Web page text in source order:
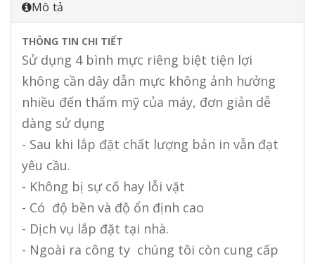
Mô tả
THÔNG TIN CHI TIẾT
Sử dụng 4 bình mực riêng biệt tiện lợi
không cần dây dẫn mực không ảnh hưởng
nhiều đến thẩm mỹ của máy, đơn giản dễ
dàng sử dụng
- Sau khi lắp đặt chất lượng bản in vẫn đạt
yêu cầu.
- Không bị sự cố hay lỗi vặt
- Có độ bền và độ ổn định cao
- Dịch vụ lắp đặt tại nhà.
- Ngoài ra công ty chúng tôi còn cung cấp